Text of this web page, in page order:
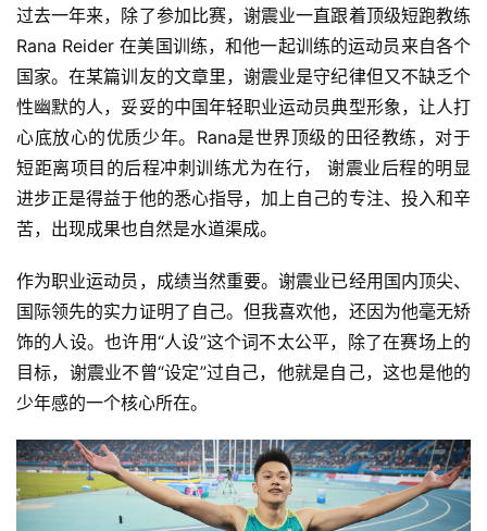
过去一年来，除了参加比赛，谢震业一直跟着顶级短跑教练
Rana Reider 在美国训练，和他一起训练的运动员来自各个
国家。在某篇训友的文章里，谢震业是守纪律但又不缺乏个
性幽默的人，妥妥的中国年轻职业运动员典型形象，让人打
心底放心的优质少年。Rana是世界顶级的田径教练，对于
短距离项目的后程冲刺训练尤为在行， 谢震业后程的明显
进步正是得益于他的悉心指导，加上自己的专注、投入和辛
苦，出现成果也自然是水道渠成。
作为职业运动员，成绩当然重要。谢震业已经用国内顶尖、
国际领先的实力证明了自己。但我喜欢他，还因为他毫无矫
饰的人设。也许用“人设”这个词不太公平，除了在赛场上的
目标，谢震业不曾“设定”过自己，他就是自己，这也是他的
少年感的一个核心所在。